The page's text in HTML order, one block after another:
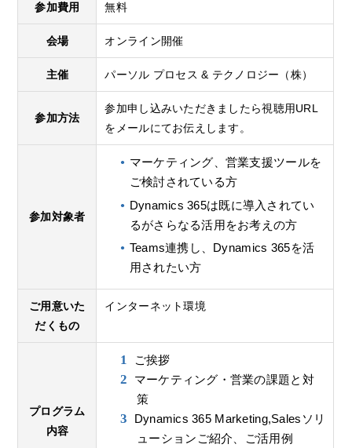
参加費用 無料
会場 オンライン開催
主催 パーソル プロセス & テクノロジー（株）
参加方法
参加申し込みいただきましたら視聴用URL
をメールにてお伝えします。
参加対象者
マーケティング、営業支援ツールを
ご検討されている方
Dynamics 365は既に導入されてい
るがさらなる活用をお考えの方
Teams連携し、Dynamics 365を活
用されたい方
ご用意いた
だくもの
インターネット環境
プログラム
内容
ご挨拶
マーケティング・営業の課題と対
策
Dynamics 365 Marketing,Salesソリ
ューションご紹介、ご活用例